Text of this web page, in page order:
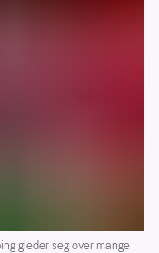
gleder seg over mange